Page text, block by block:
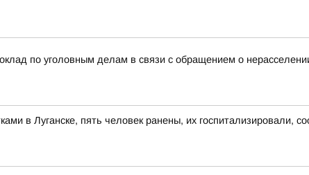
по уголовным делам в связи с обращением о
в Луганске, пять человек ранены, их госпитализировали,